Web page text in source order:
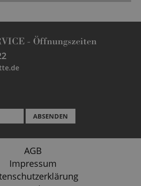
- Öffnungszeiten
ABSENDEN
AGB
Impressum